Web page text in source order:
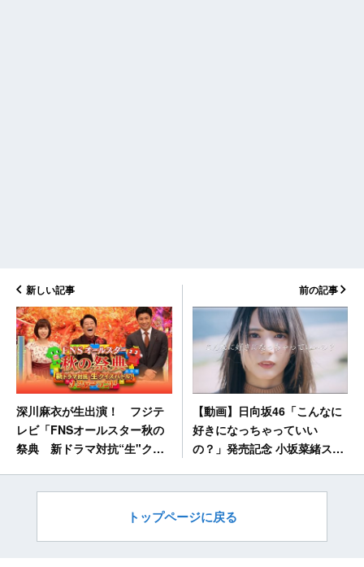
新しい記事
深川麻衣が生出演！ フジテ
レビ「FNSオールスター秋の
祭典 新ドラマ対抗“生"クイ
前の記事
【動画】日向坂46「こんなに
好きになっちゃっていい
の？」発売記念 小坂菜緒スペ
トップページに戻る